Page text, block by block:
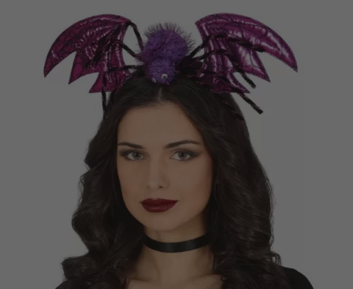
Vá em frente! Estávamos esperando por você.
CRIAR CONTA